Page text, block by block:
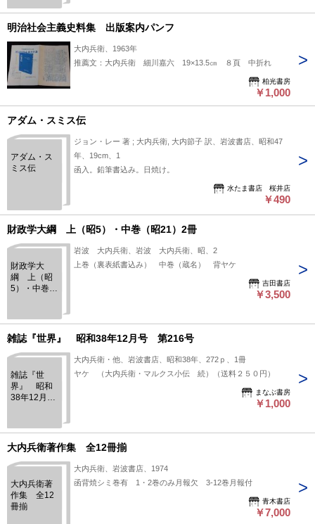
明治社会主義史料集 出版案内パンフ
大内兵衛、1963年
推薦文：大内兵衛 細川嘉六 19×13.5㎝ ８頁 中折れ
柏光書房
￥1,000
アダム・スミス伝
アダム・ス
ミス伝
ジョン・レー 著 ; 大内兵衛, 大内節子 訳、岩波書店、昭和47
年、19cm、1
函入。鉛筆書込み。日焼け。
水たま書店 桜井店
￥490
財政学大綱 上（昭5）・中巻（昭21）2冊
財政学大
綱 上（昭
5）・中巻
岩波 大内兵衛、岩波 大内兵衛、昭、2
上巻（裏表紙書込み） 中巻（蔵名） 背ヤケ
吉田書店
￥3,500
雑誌『世界』 昭和38年12月号 第216号
雑誌『世
界』 昭和
38年12月
大内兵衛・他、岩波書店、昭和38年、272ｐ、1冊
ヤケ （大内兵衛・マルクス小伝 続）（送料２５０円）
まなぶ書房
￥1,000
大内兵衛著作集 全12冊揃
大内兵衛著
作集 全12
冊揃
大内兵衛、岩波書店、1974
函背焼シミ巻有 1・2巻のみ月報欠 3-12巻月報付
青木書店
￥7,000